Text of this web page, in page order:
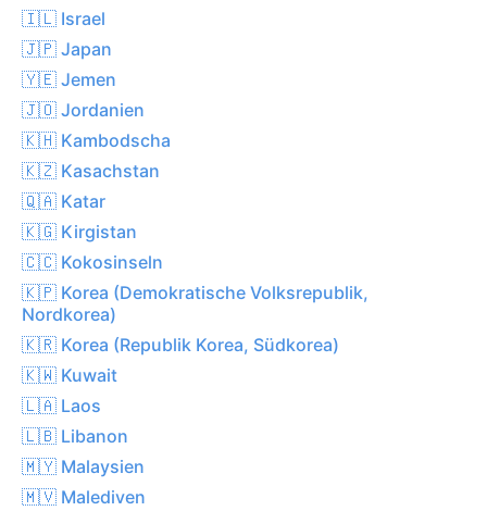
🇮🇱 Israel
🇯🇵 Japan
🇾🇪 Jemen
🇯🇴 Jordanien
🇰🇭 Kambodscha
🇰🇿 Kasachstan
🇶🇦 Katar
🇰🇬 Kirgistan
🇨🇨 Kokosinseln
🇰🇵 Korea (Demokratische Volksrepublik,
Nordkorea)
🇰🇷 Korea (Republik Korea, Südkorea)
🇰🇼 Kuwait
🇱🇦 Laos
🇱🇧 Libanon
🇲🇾 Malaysien
🇲🇻 Malediven